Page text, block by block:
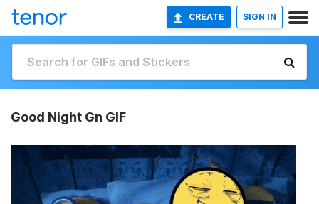
CREATE SIGN IN
Good Night Gn GIF